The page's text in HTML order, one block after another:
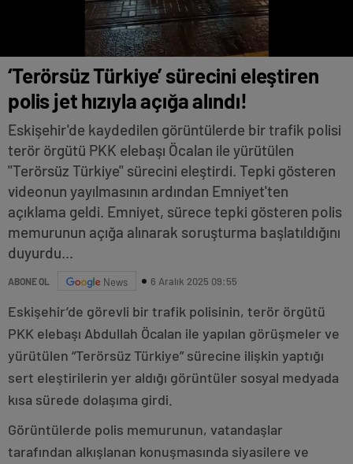
‘Terörsüz Türkiye’ sürecini eleştiren
polis jet hızıyla açığa alındı!
Eskişehir'de kaydedilen görüntülerde bir trafik polisi
terör örgütü PKK elebaşı Öcalan ile yürütülen
"Terörsüz Türkiye" sürecini eleştirdi. Tepki gösteren
videonun yayılmasının ardından Emniyet'ten
açıklama geldi. Emniyet, sürece tepki gösteren polis
memurunun açığa alınarak soruşturma başlatıldığını
duyurdu...
ABONE OL News 6 Aralık 2025 09:55
Eskişehir’de görevli bir trafik polisinin, terör örgütü
PKK elebaşı Abdullah Öcalan ile yapılan görüşmeler ve
yürütülen “Terörsüz Türkiye” sürecine ilişkin yaptığı
sert eleştirilerin yer aldığı görüntüler sosyal medyada
kısa sürede dolaşıma girdi.
Görüntülerde polis memurunun, vatandaşlar
tarafından alkışlanan konuşmasında siyasilere ve